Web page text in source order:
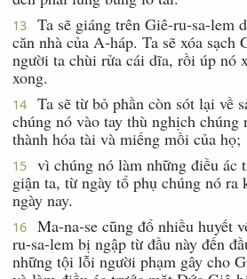
13
Ta sẽ giáng trên Giê-ru-sa-lem
căn nhà của A-háp. Ta sẽ xóa sạch
người ta chùi rửa cái dĩa, rồi úp nó
xong.
14
Ta sẽ từ bỏ phần còn sót lại về
chúng nó vào tay thù nghịch chúng
thành hóa tài và miếng mồi của họ;
15
vì chúng nó làm những điều ác
giận ta, từ ngày tổ phụ chúng nó
ngày nay.
16
Ma-na-se cũng đổ nhiều huyết
ru-sa-lem bị ngập từ đầu này đến
những tội lỗi người phạm gây cho